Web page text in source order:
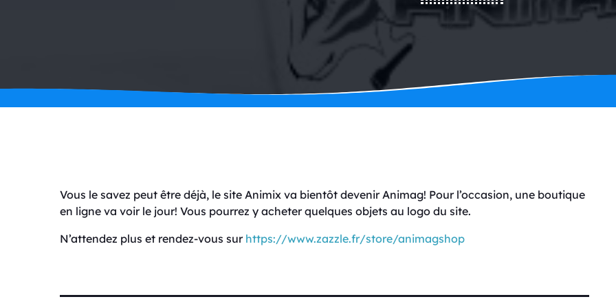
Vous le savez peut être déjà, le site Animix va bientôt devenir Animag! Pour l’occasion, une boutique
en ligne va voir le jour! Vous pourrez y acheter quelques objets au logo du site.
N’attendez plus et rendez-vous sur https://www.zazzle.fr/store/animagshop